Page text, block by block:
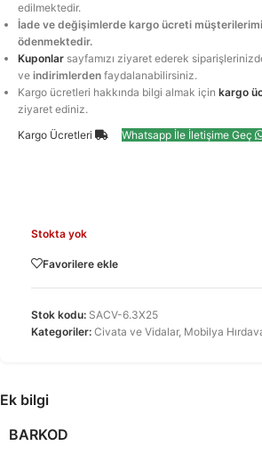
edilmektedir.
İade ve değişimlerde kargo ücreti
ödenmektedir.
Kuponlar sayfamızı ziyaret ederek
veindirimlerden faydalanabilirsiniz.
Kargo ücretleri hakkında bilgi almak içinkargo
ziyaret ediniz.
Kargo Ücretleri
Whatsapp İle İletişime Geç
Stokta yok
Favorilere ekle
Stok kodu: SACV-6.3X25
Kategoriler: Civata ve Vidalar, Mobilya
Ek bilgi
BARKOD